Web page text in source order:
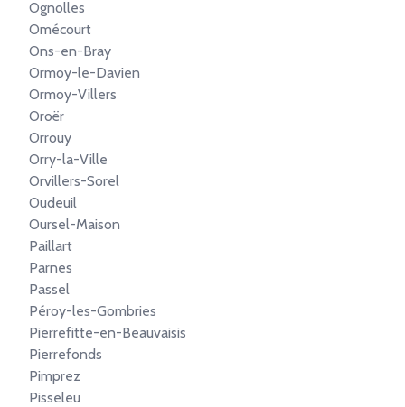
Ognolles
Omécourt
Ons-en-Bray
Ormoy-le-Davien
Ormoy-Villers
Oroër
Orrouy
Orry-la-Ville
Orvillers-Sorel
Oudeuil
Oursel-Maison
Paillart
Parnes
Passel
Péroy-les-Gombries
Pierrefitte-en-Beauvaisis
Pierrefonds
Pimprez
Pisseleu